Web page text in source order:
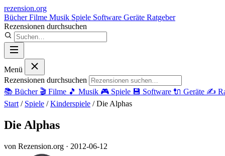
rezension.org
BücherFilme Musik Spiele Software Geräte Ratgeber
Rezensionen durchsuchen
Menü
Rezensionen durchsuchen
📚 Bücher 🎬 Filme 🎵 Musik 🎮 Spiele 💾 Software 🔌 Geräte ✍️
Start / Spiele / Kinderspiele / Die Alphas
Die Alphas
von Rezension.org · 2012-06-12